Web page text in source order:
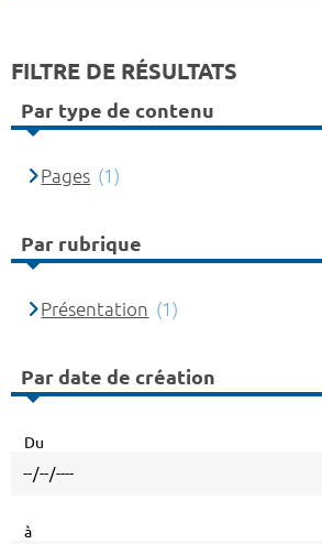
FILTRE DE RÉSULTATS
Par type de contenu
Pages (1)
Par rubrique
Présentation (1)
Par date de création
Du
à